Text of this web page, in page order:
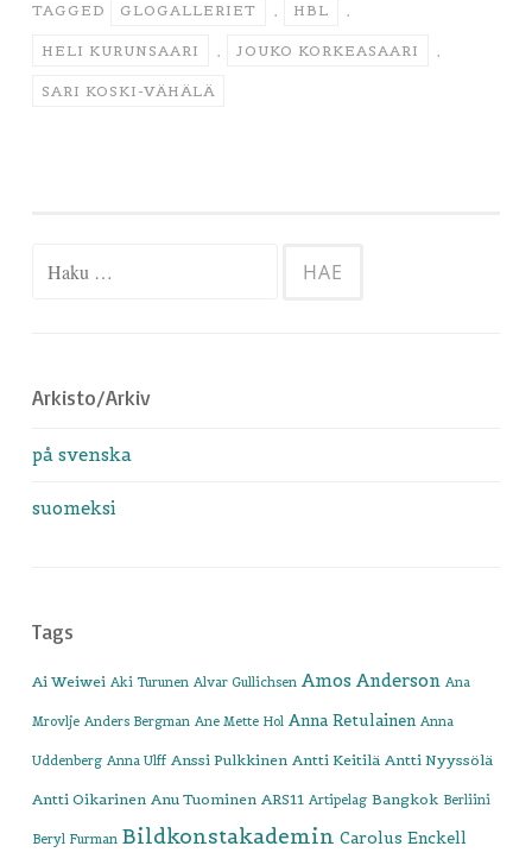
TAGGED GLOGALLERIET , HBL ,
HELI KURUNSAARI , JOUKO KORKEASAARI ,
SARI KOSKI-VÄHÄLÄ
Haku:
Arkisto/Arkiv
på svenska
suomeksi
Tags
Ai Weiwei Aki Turunen Alvar Gullichsen Amos Anderson Ana
Mrovlje Anders Bergman Ane Mette Hol Anna Retulainen Anna
Uddenberg Anna Ulff Anssi Pulkkinen Antti Keitilä Antti Nyyssölä
Antti Oikarinen Anu Tuominen ARS11 Artipelag Bangkok Berliini
Beryl Furman Bildkonstakademin Carolus Enckell